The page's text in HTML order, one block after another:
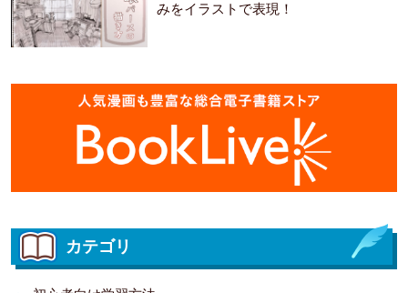
みをイラストで表現！
カテゴリ